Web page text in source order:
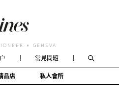
• GENEVA
品店 私人會所
常見問題